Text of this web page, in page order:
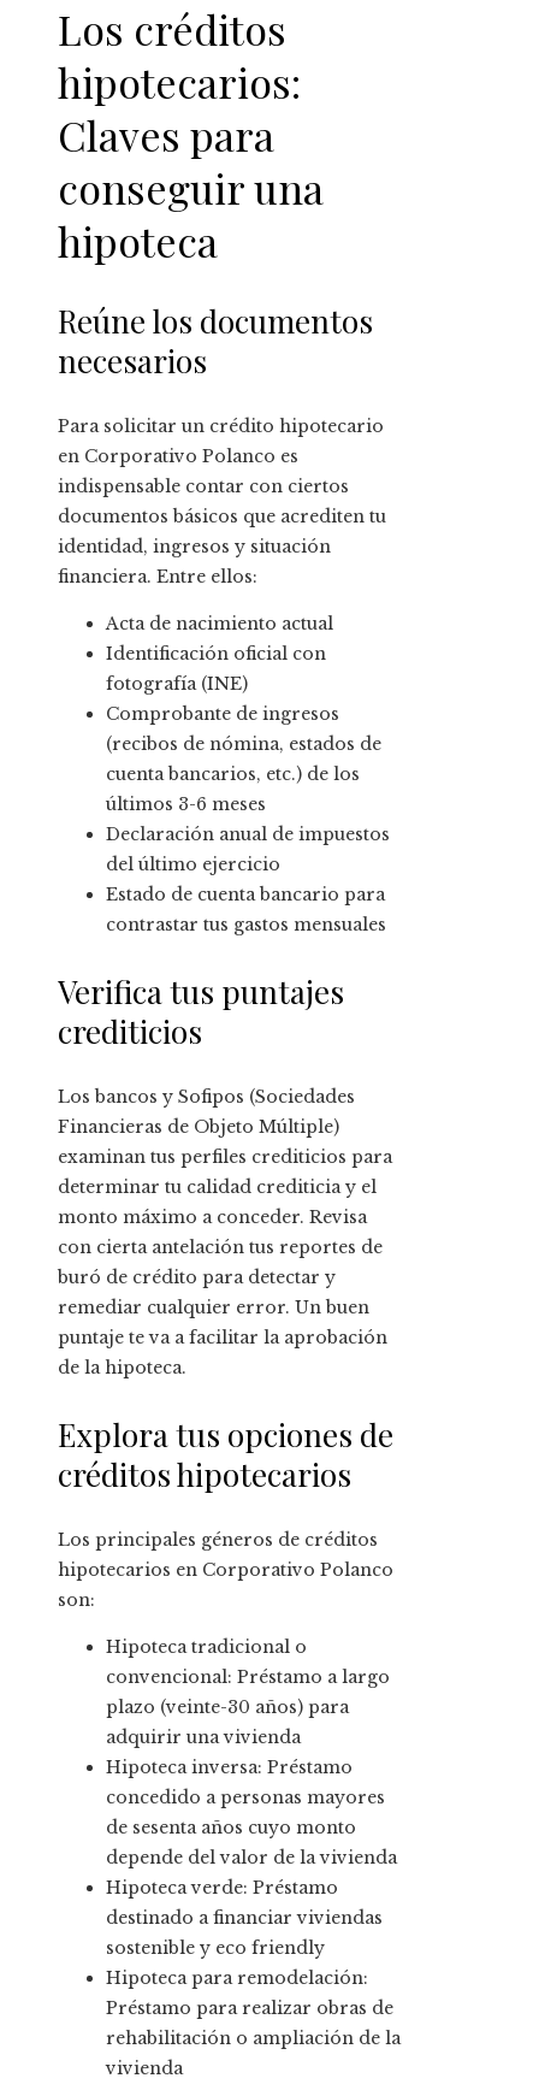
Los créditos
hipotecarios:
Claves para
conseguir una
hipoteca
Reúne los documentos
necesarios
Para solicitar un crédito hipotecario
en Corporativo Polanco es
indispensable contar con ciertos
documentos básicos que acrediten tu
identidad, ingresos y situación
financiera. Entre ellos:
Acta de nacimiento actual
Identificación oficial con
fotografía (INE)
Comprobante de ingresos
(recibos de nómina, estados de
cuenta bancarios, etc.) de los
últimos 3-6 meses
Declaración anual de impuestos
del último ejercicio
Estado de cuenta bancario para
contrastar tus gastos mensuales
Verifica tus puntajes
crediticios
Los bancos y Sofipos (Sociedades
Financieras de Objeto Múltiple)
examinan tus perfiles crediticios para
determinar tu calidad crediticia y el
monto máximo a conceder. Revisa
con cierta antelación tus reportes de
buró de crédito para detectar y
remediar cualquier error. Un buen
puntaje te va a facilitar la aprobación
de la hipoteca.
Explora tus opciones de
créditos hipotecarios
Los principales géneros de créditos
hipotecarios en Corporativo Polanco
son:
Hipoteca tradicional o
convencional: Préstamo a largo
plazo (veinte-30 años) para
adquirir una vivienda
Hipoteca inversa: Préstamo
concedido a personas mayores
de sesenta años cuyo monto
depende del valor de la vivienda
Hipoteca verde: Préstamo
destinado a financiar viviendas
sostenible y eco friendly
Hipoteca para remodelación:
Préstamo para realizar obras de
rehabilitación o ampliación de la
vivienda